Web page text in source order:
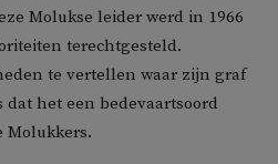
Molukse leider werd in 1966
terechtgesteld.
te vertellen waar zijn graf
het een bedevaartsoord
Molukkers.